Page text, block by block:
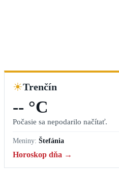
☀Trenčín
-- °C
Počasie sa nepodarilo načítať.
Meniny: Štefánia
Horoskop dňa →